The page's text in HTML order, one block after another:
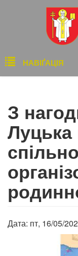
Основна
навіґація
НАВІҐАЦІЯ
З
Луцька
Дата: пт, 16/05/